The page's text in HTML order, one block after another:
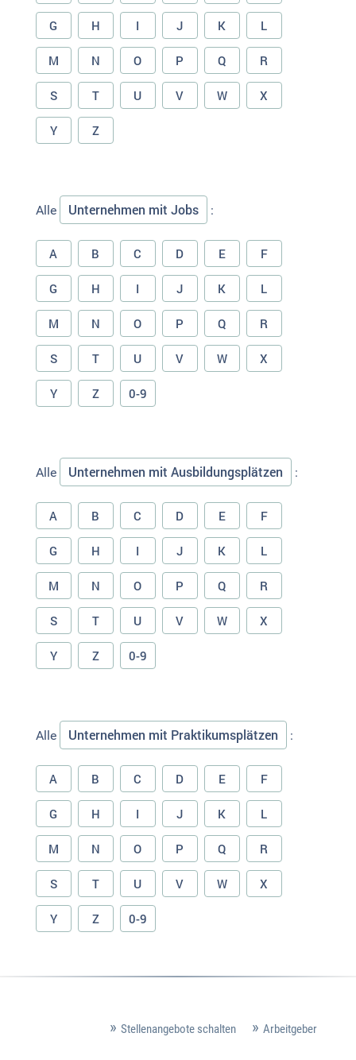
G H I J K L
M N O P Q R
S T U V W X
Y Z
Alle Unternehmen mit Jobs :
A B C D E F
G H I J K L
M N O P Q R
S T U V W X
Y Z 0-9
Alle Unternehmen mit Ausbildungsplätzen :
A B C D E F
G H I J K L
M N O P Q R
S T U V W X
Y Z 0-9
Alle Unternehmen mit Praktikumsplätzen :
A B C D E F
G H I J K L
M N O P Q R
S T U V W X
Y Z 0-9
Stellenangebote schalten Arbeitgeber